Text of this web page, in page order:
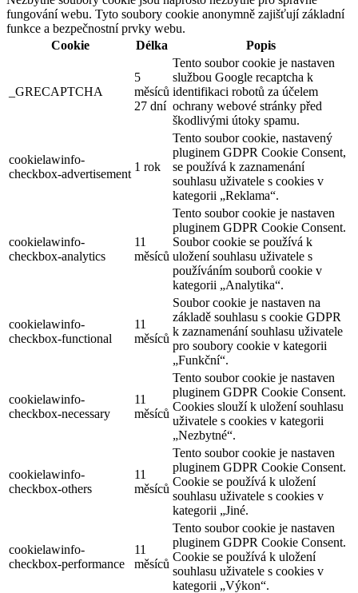
fungování webu. Tyto soubory cookie anonymně zajišťují základní
funkce a bezpečnostní prvky webu.
Cookie
Délka Popis
_GRECAPTCHA
5
měsíců
27 dní
Tento soubor cookie je nastaven
službou Google recaptcha k
identifikaci robotů za účelem
ochrany webové stránky před
škodlivými útoky spamu.
cookielawinfo-
checkbox-advertisement
1 rok
Tento soubor cookie, nastavený
pluginem GDPR Cookie Consent,
se používá k zaznamenání
souhlasu uživatele s cookies v
kategorii „Reklama“.
cookielawinfo-
checkbox-analytics
11
měsíců
Tento soubor cookie je nastaven
pluginem GDPR Cookie Consent.
Soubor cookie se používá k
uložení souhlasu uživatele s
používáním souborů cookie v
kategorii „Analytika“.
cookielawinfo-
checkbox-functional
11
měsíců
Soubor cookie je nastaven na
základě souhlasu s cookie GDPR
k zaznamenání souhlasu uživatele
pro soubory cookie v kategorii
„Funkční“.
cookielawinfo-
checkbox-necessary
11
měsíců
Tento soubor cookie je nastaven
pluginem GDPR Cookie Consent.
Cookies slouží k uložení souhlasu
uživatele s cookies v kategorii
„Nezbytné“.
cookielawinfo-
checkbox-others
11
měsíců
Tento soubor cookie je nastaven
pluginem GDPR Cookie Consent.
Cookie se používá k uložení
souhlasu uživatele s cookies v
kategorii „Jiné.
cookielawinfo-
checkbox-performance
11
měsíců
Tento soubor cookie je nastaven
pluginem GDPR Cookie Consent.
Cookie se používá k uložení
souhlasu uživatele s cookies v
kategorii „Výkon“.